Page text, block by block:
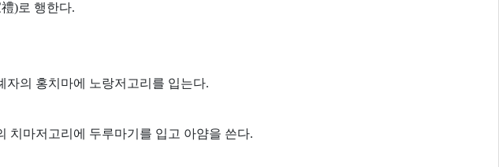
)로 행한다.
자의 홍치마에 노랑저고리를 입는다.
치마저고리에 두루마기를 입고 아얌을 쓴다.